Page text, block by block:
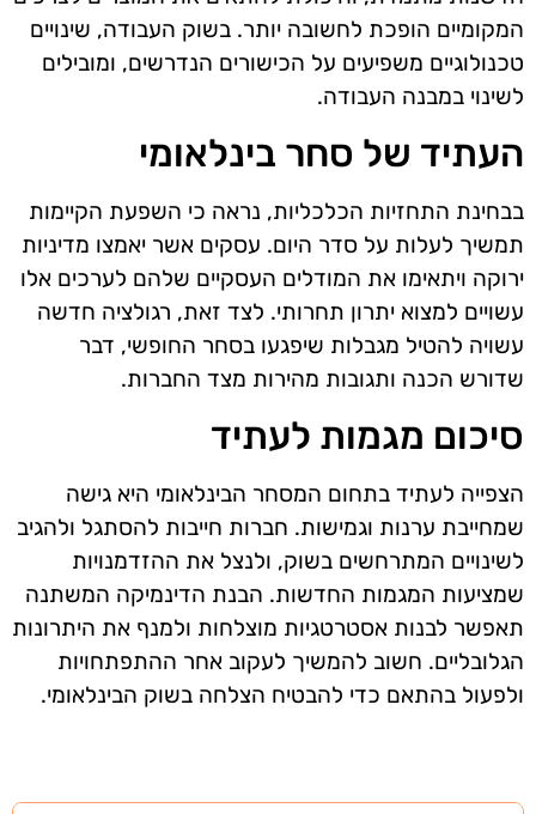
המקומיים הופכת לחשובה יותר. בשוק העבודה, שינויים
טכנולוגיים משפיעים על הכישורים הנדרשים, ומובילים
לשינוי במבנה העבודה.
העתיד של סחר בינלאומי
בבחינת התחזיות הכלכליות, נראה כי השפעת הקיימות
תמשיך לעלות על סדר היום. עסקים אשר יאמצו מדיניות
ירוקה ויתאימו את המודלים העסקיים שלהם לערכים אלו
עשויים למצוא יתרון תחרותי. לצד זאת, רגולציה חדשה
עשויה להטיל מגבלות שיפגעו בסחר החופשי, דבר
שדורש הכנה ותגובות מהירות מצד החברות.
סיכום מגמות לעתיד
הצפייה לעתיד בתחום המסחר הבינלאומי היא גישה
שמחייבת ערנות וגמישות. חברות חייבות להסתגל ולהגיב
לשינויים המתרחשים בשוק, ולנצל את ההזדמנויות
שמציעות המגמות החדשות. הבנת הדינמיקה המשתנה
תאפשר לבנות אסטרטגיות מוצלחות ולמנף את היתרונות
הגלובליים. חשוב להמשיך לעקוב אחר ההתפתחויות
ולפעול בהתאם כדי להבטיח הצלחה בשוק הבינלאומי.